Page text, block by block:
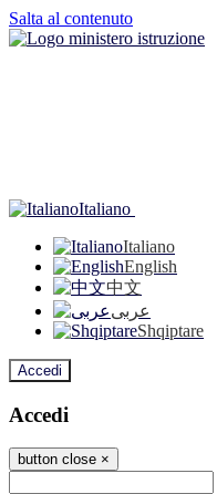
Salta al contenuto
Italiano
Italiano
English
中文
عربى
Shqiptare
Accedi
Accedi
button close ×